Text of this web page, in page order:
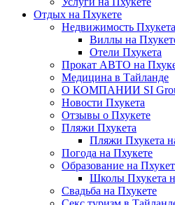
Отдых на Пхукете
Недвижимость
Виллы на
Отели Пхукета
Прокат АВТО на
Медицина в Тайланде
О КОМПАНИИ SI
Новости Пхукета
Отзывы о Пхукете
Пляжи Пхукета
Пляжи Пхукета
Погода на Пхукете
Образование на
Школы Пхукета
Свадьба на Пхукете